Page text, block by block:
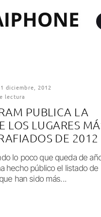
diciembre, 2012
lectura
PUBLICA LA
LOS LUGARES
DE 2012
lo poco que queda de
hecho público el listado de
han sido más...